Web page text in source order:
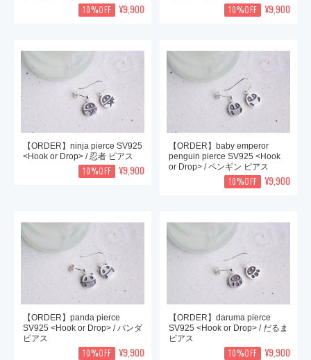
10%OFF ¥9,900 10%OFF ¥9,900
【ORDER】ninja pierce SV925
<Hook or Drop> / 忍者 ピアス
10%OFF ¥9,900
【ORDER】baby emperor
penguin pierce SV925 <Hook
or Drop> / ペンギン ピアス
10%OFF ¥9,900
【ORDER】panda pierce
SV925 <Hook or Drop> / パンダ
ピアス
10%OFF ¥9,900
【ORDER】daruma pierce
SV925 <Hook or Drop> / だるま
ピアス
10%OFF ¥9,900